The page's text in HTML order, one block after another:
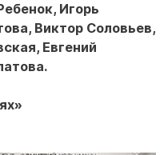
Игорь
Виктор Соловьев,
Евгений